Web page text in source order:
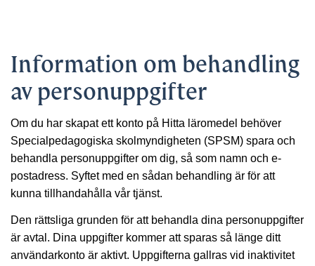
Information om behandling
av personuppgifter
Om du har skapat ett konto på Hitta läromedel behöver
Specialpedagogiska skolmyndigheten (SPSM) spara och
behandla personuppgifter om dig, så som namn och e-
postadress. Syftet med en sådan behandling är för att
kunna tillhandahålla vår tjänst.
Den rättsliga grunden för att behandla dina personuppgifter
är avtal. Dina uppgifter kommer att sparas så länge ditt
användarkonto är aktivt. Uppgifterna gallras vid inaktivitet